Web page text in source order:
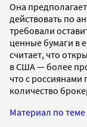
Она
действовать по
требовали
ценные бумаги в
считает, что
в США — более
что с
количество
Материал по теме